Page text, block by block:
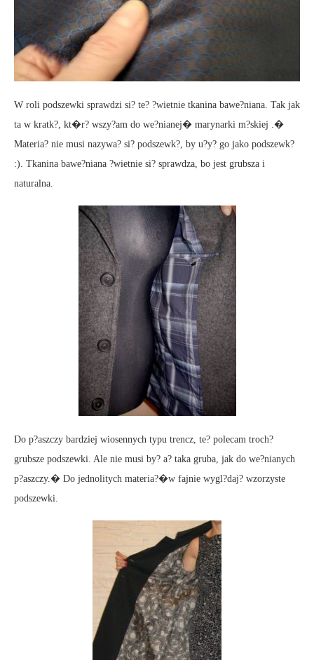
W roli podszewki sprawdzi si? te? ?wietnie tkanina bawe?niana. Tak jak
ta w kratk?, kt�r? wszy?am do we?nianej� marynarki m?skiej .�
Materia? nie musi nazywa? si? podszewk?, by u?y? go jako podszewk?
:). Tkanina bawe?niana ?wietnie si? sprawdza, bo jest grubsza i
naturalna.
Do p?aszczy bardziej wiosennych typu trencz, te? polecam troch?
grubsze podszewki. Ale nie musi by? a? taka gruba, jak do we?nianych
p?aszczy.� Do jednolitych materia?�w fajnie wygl?daj? wzorzyste
podszewki.